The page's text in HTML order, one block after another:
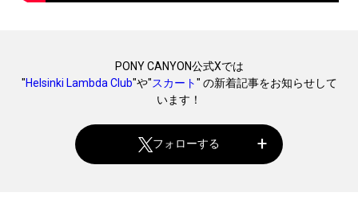
PONY CANYON公式Xでは
"Helsinki Lambda Club"や"スカート" の新着記事をお知らせして
います！
フォローする